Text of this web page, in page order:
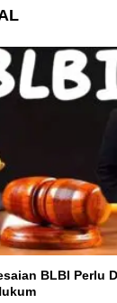
BLBI Perlu